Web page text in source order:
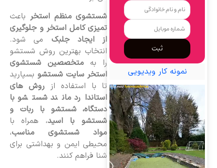
شستشوی منظم استخرباعث
تمیزی کامل استخر و جلوگیری
از ایجاد جلبکمی شود.
انتخاب بهترین روش شستشو
را به متخصصین شستشوی
استخر سایت شستشوبسپارید
تا با استفاده از روش های
استاندارد مانند شستشو با
دستگاه، شستشو با ربات و
شستشو با اسید، همراه با
مواد شستشوی مناسب،
محیطی ایمن و بهداشتی برای
شنا فراهم کنند.
ثبت
نمونه کار ویدیویی